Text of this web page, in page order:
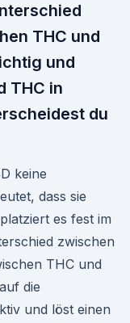
THC und
und
THC in
du
keine
dass sie
es fest im
zwischen
THC und
die
und löst einen